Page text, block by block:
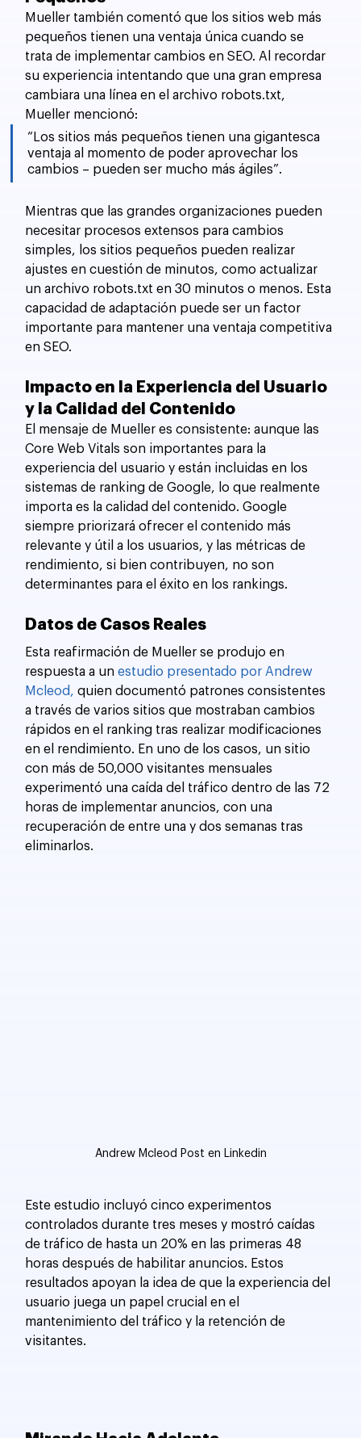
Mueller también comentó que los sitios web más
pequeños tienen una ventaja única cuando se
trata de implementar cambios en SEO. Al recordar
su experiencia intentando que una gran empresa
cambiara una línea en el archivo robots.txt,
Mueller mencionó:
“Los sitios más pequeños tienen una gigantesca
ventaja al momento de poder aprovechar los
cambios – pueden ser mucho más ágiles”.
Mientras que las grandes organizaciones pueden
necesitar procesos extensos para cambios
simples, los sitios pequeños pueden realizar
ajustes en cuestión de minutos, como actualizar
un archivo robots.txt en 30 minutos o menos. Esta
capacidad de adaptación puede ser un factor
importante para mantener una ventaja competitiva
en SEO.
Impacto en la Experiencia del Usuario
y la Calidad del Contenido
El mensaje de Mueller es consistente: aunque las
Core Web Vitals son importantes para la
experiencia del usuario y están incluidas en los
sistemas de ranking de Google, lo que realmente
importa es la calidad del contenido. Google
siempre priorizará ofrecer el contenido más
relevante y útil a los usuarios, y las métricas de
rendimiento, si bien contribuyen, no son
determinantes para el éxito en los rankings.
Datos de Casos Reales
Esta reafirmación de Mueller se produjo en
respuesta a un estudio presentado por Andrew
Mcleod, quien documentó patrones consistentes
a través de varios sitios que mostraban cambios
rápidos en el ranking tras realizar modificaciones
en el rendimiento. En uno de los casos, un sitio
con más de 50,000 visitantes mensuales
experimentó una caída del tráfico dentro de las 72
horas de implementar anuncios, con una
recuperación de entre una y dos semanas tras
eliminarlos.
Andrew Mcleod Post en Linkedin
Este estudio incluyó cinco experimentos
controlados durante tres meses y mostró caídas
de tráfico de hasta un 20% en las primeras 48
horas después de habilitar anuncios. Estos
resultados apoyan la idea de que la experiencia del
usuario juega un papel crucial en el
mantenimiento del tráfico y la retención de
visitantes.